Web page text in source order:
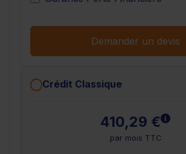
Demander un devis
Crédit Classique
410,29 € En
par mois TTC